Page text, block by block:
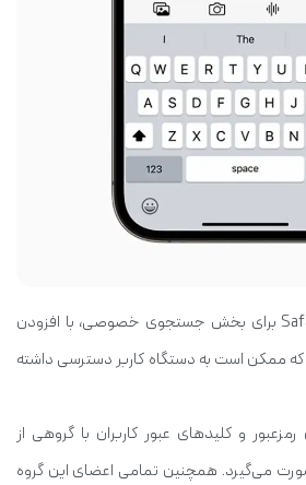
افزایش امنیت بیشتر در Safari برای بخش جستجوی خصوصی، با افزودن
ممکن است به دستگاه کاربر دسترسی داشته
و کلیدهای عبور کاربران با گروهی از
می‌گیرد. همچنین تمامی اعضای این گروه